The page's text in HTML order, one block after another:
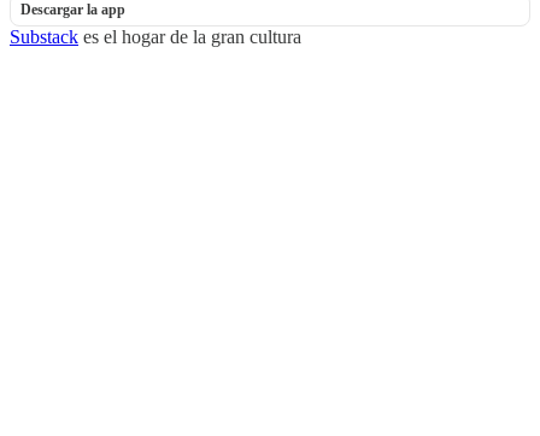
Descargar la app
Substack es el hogar de la gran cultura